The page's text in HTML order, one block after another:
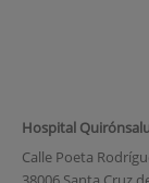
Hospital
Calle Poeta